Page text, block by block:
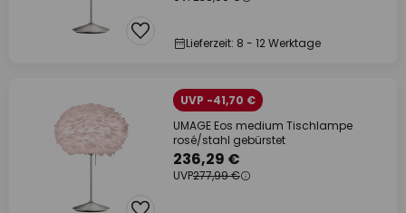
Lieferzeit: 8 - 12 Werktage
UVP -41,70 €
UMAGE Eos medium Tischlampe
rosé/stahl gebürstet
236,29 €
UVP277,99 €